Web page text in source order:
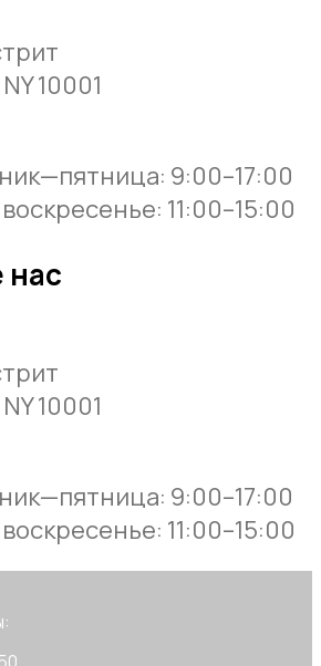
10001
9:00–17:00
11:00–15:00
нас
10001
9:00–17:00
11:00–15:00